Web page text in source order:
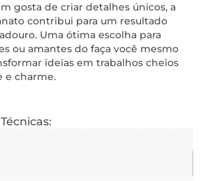
gosta de criar detalhes únicos, a
contribui para um resultado
Uma ótima escolha para
ou amantes do faça você mesmo
ideias em trabalhos cheios
e charme.